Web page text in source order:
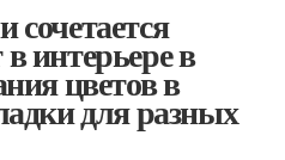
интерьере в
цветов в
для разных